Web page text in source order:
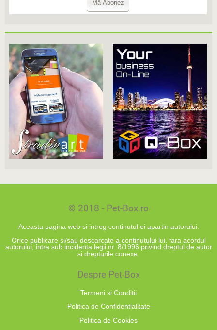
© 2018 - Pet-Box.ro
Aceasta pagina web si intreg continutul ei apartin autorului.
Orice publicare si/sau descarcate a continutului lui, fara acordul
autorului, intra sub incidenta legii nr. 8/1996 privind dreptul de autor
si drepturile conexe.
Despre Pet-Box
Termeni si Conditii
Politica de Confidentialitate
Politica de Cookies